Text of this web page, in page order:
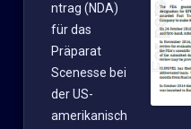
ntrag (NDA)
für das
Präparat
Scenesse bei
der US-
amerikanisch